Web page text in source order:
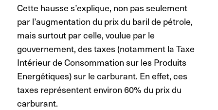
Cette hausse s’explique, non pas seulement
par l’augmentation du prix du baril de pétrole,
mais surtout par celle, voulue par le
gouvernement, des taxes (notamment la Taxe
Intérieur de Consommation sur les Produits
Energétiques) sur le carburant. En effet, ces
taxes représentent environ 60% du prix du
carburant.